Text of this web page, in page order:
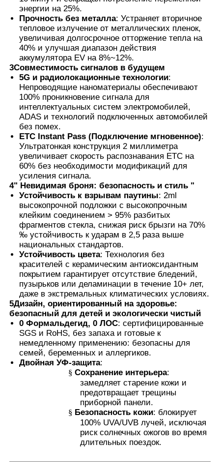
энергии на 25%.
Прочность без металла: Устраняет вторичное
тепловое излучение от металлических пленок,
увеличивая долгосрочное отторжение тепла на
40% и улучшая диапазон действия
аккумулятора EV на 8%~12%.
3Совместимость сигналов в будущем
5G и радиолокационные технологии:
Непроводящие наноматериалы обеспечивают
100% проникновение сигнала для
интеллектуальных систем электромобилей,
ADAS и технологий подключенных автомобилей
без помех.
ETC Instant Pass (Подключение мгновенное):
Ультратонкая конструкция 2 миллиметра
увеличивает скорость распознавания ETC на
60% без необходимости модификаций для
усиления сигнала.
4" Невидимая броня: безопасность и стиль "
Устойчивость к взрывам паутины: 2ml
высокопрочной подложки с высокопрочным
клейким соединением > 95% разбитых
фрагментов стекла, снижая риск брызги на 70%
‰ устойчивость к ударам в 2,5 раза выше
национальных стандартов.
Устойчивость цвета: Технология без
красителей с керамическим антиоксидантным
покрытием гарантирует отсутствие бледений,
пузырьков или деламинации в течение 10+ лет,
даже в экстремальных климатических условиях.
5Дизайн, ориентированный на здоровье:
безопасный для детей и экологически чистый
0 Формальдегид, 0 ЛОС: сертифицированные
SGS и RoHS, без запаха и готовые к
немедленному применению: безопасны для
семей, беременных и аллергиков.
Двойная УФ-защита:
§ Сохранение интерьера:
замедляет старение кожи и
предотвращает трещины
приборной панели.
§ Безопасность кожи: блокирует
100% UVA/UVB лучей, исключая
риск солнечных ожогов во время
длительных поездок.